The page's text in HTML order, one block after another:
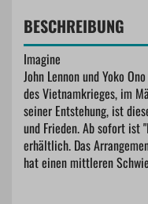
BESCHREIBUNG
Imagine
John Lennon und Yoko
des Vietnamkrieges, im
seiner Entstehung, ist
und Frieden. Ab sofort ist
erhältlich. Das
hat einen mittleren